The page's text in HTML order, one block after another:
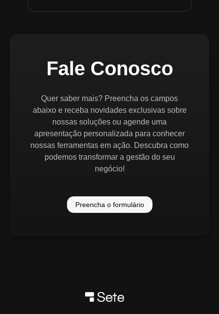
Fale Conosco
Quer saber mais? Preencha os campos
abaixo e receba novidades exclusivas sobre
nossas soluções ou agende uma
apresentação personalizada para conhecer
nossas ferramentas em ação. Descubra como
podemos transformar a gestão do seu
negócio!
Preencha o formulário